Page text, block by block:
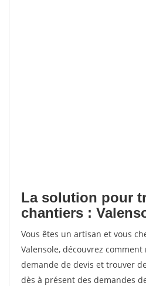
La solution pour
chantiers :
Vous êtes un artisan et vous
Valensole, découvrez
demande de devis et trouver
dès à présent des demandes